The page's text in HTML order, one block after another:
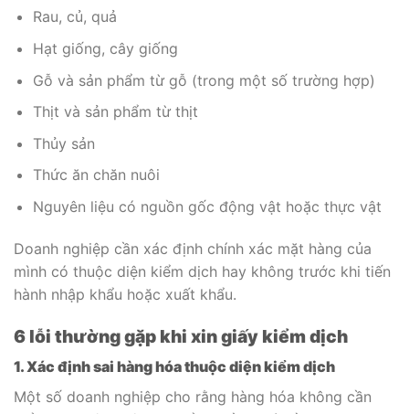
Rau, củ, quả
Hạt giống, cây giống
Gỗ và sản phẩm từ gỗ (trong một số trường hợp)
Thịt và sản phẩm từ thịt
Thủy sản
Thức ăn chăn nuôi
Nguyên liệu có nguồn gốc động vật hoặc thực vật
Doanh nghiệp cần xác định chính xác mặt hàng của
mình có thuộc diện kiểm dịch hay không trước khi tiến
hành nhập khẩu hoặc xuất khẩu.
6 lỗi thường gặp khi xin giấy kiểm dịch
1. Xác định sai hàng hóa thuộc diện kiểm dịch
Một số doanh nghiệp cho rằng hàng hóa không cần